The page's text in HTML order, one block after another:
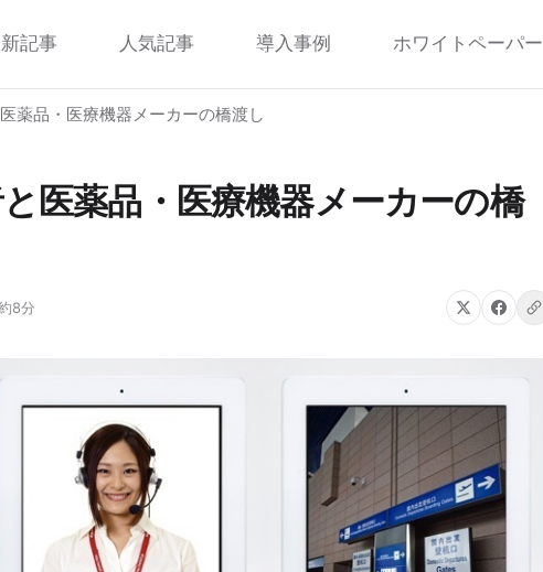
記事 人気記事 導入事例 ホワイトペーパー
薬品・医療機器メーカーの橋渡し
医薬品・医療機器メーカーの橋
8分